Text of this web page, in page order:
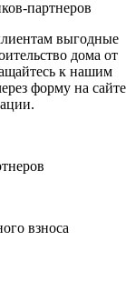
партнеров
выгодные
дома от
к нашим
форму на сайте
взноса